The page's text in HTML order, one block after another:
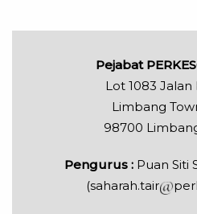
Pejabat
Lot 1083 Jalan
Limbang
98700
Pengurus : Puan Siti
(saharah.tair